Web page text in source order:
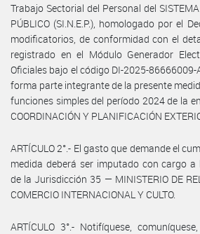
Trabajo Sectorial del Personal del
PÚBLICO (SI.N.E.P.), homologado por el
modificatorios, de conformidad con el
registrado en el Módulo Generador
Oficiales bajo el código DI-2025-86666009-
forma parte integrante de la presente
funciones simples del período 2024 de la
COORDINACIÓN Y PLANIFICACIÓN
ARTÍCULO 2°.- El gasto que demande el
medida deberá ser imputado con cargo
de la Jurisdicción 35 — MINISTERIO DE
COMERCIO INTERNACIONAL Y CULTO.
ARTÍCULO 3°.- Notifíquese,